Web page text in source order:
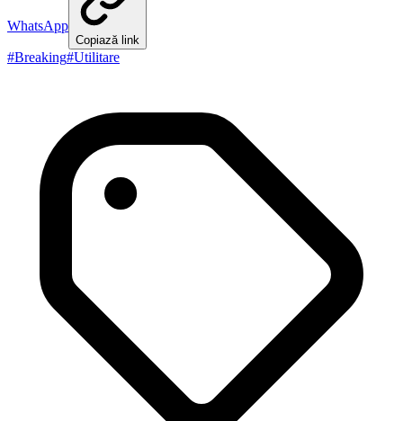
WhatsApp
Copiază link
#Breaking#Utilitare